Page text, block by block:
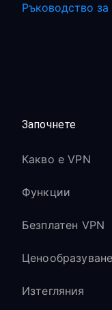
Ръководство
Започнете
Какво е VPN
Функции
Безплатен VPN
Ценообразуване
Изтегляния